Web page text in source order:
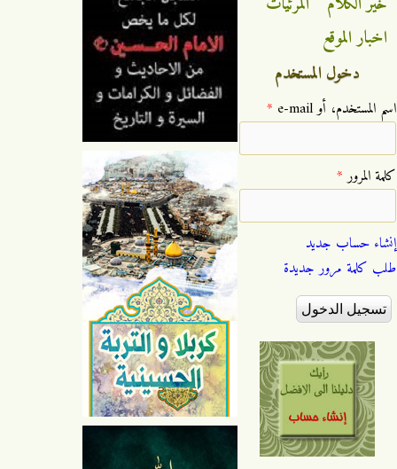
اخبار الموقع
دخول المستخدم
‏اسم المستخدم، أو e-mail ‏ *
‏كلمة المرور ‏*
إنشاء حساب جديد
طلب كلمة مرور جديدة